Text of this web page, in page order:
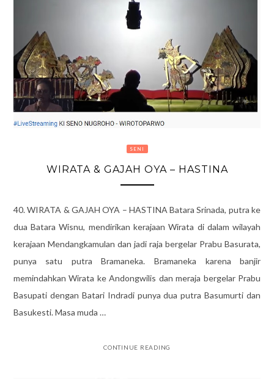
SENI
WIRATA & GAJAH OYA – HASTINA
40. WIRATA & GAJAH OYA – HASTINA Batara Srinada, putra ke
dua Batara Wisnu, mendirikan kerajaan Wirata di dalam wilayah
kerajaan Mendangkamulan dan jadi raja bergelar Prabu Basurata,
punya satu putra Bramaneka. Bramaneka karena banjir
memindahkan Wirata ke Andongwilis dan meraja bergelar Prabu
Basupati dengan Batari Indradi punya dua putra Basumurti dan
Basukesti. Masa muda …
CONTINUE READING